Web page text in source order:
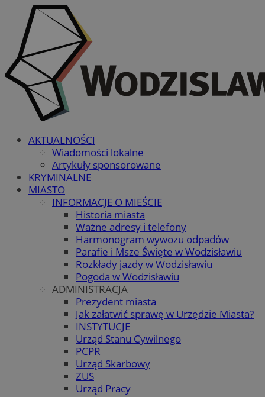
AKTUALNOŚCI
Wiadomości lokalne
Artykuły sponsorowane
KRYMINALNE
MIASTO
INFORMACJE O MIEŚCIE
Historia miasta
Ważne adresy i telefony
Harmonogram wywozu odpadów
Parafie i Msze Święte w Wodzisławiu
Rozkłady jazdy w Wodzisławiu
Pogoda w Wodzisławiu
ADMINISTRACJA
Prezydent miasta
Jak załatwić sprawę w Urzędzie Miasta?
INSTYTUCJE
Urząd Stanu Cywilnego
PCPR
Urząd Skarbowy
ZUS
Urząd Pracy